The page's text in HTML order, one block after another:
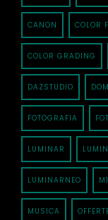
CANON COLOR
COLOR GRADING
DAZSTUDIO
FOTOGRAFIA
LUMINAR
LUMINARNEO M1
MUSICA